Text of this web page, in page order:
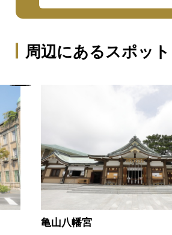
周辺にあるスポット
亀山八幡宮